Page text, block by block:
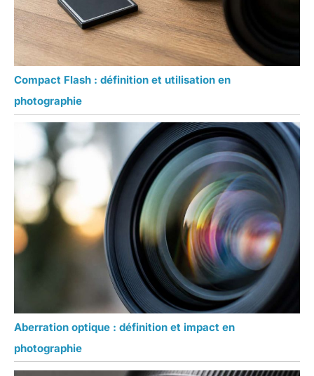
Compact Flash : définition et utilisation en
photographie
Aberration optique : définition et impact en
photographie